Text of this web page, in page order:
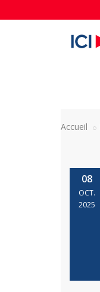
Accueil
08
OCT.
2025